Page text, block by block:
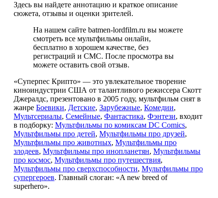
Здесь вы найдете аннотацию и краткое описание
сюжета, отзывы и оценки зрителей.
На нашем сайте batmen-lordfilm.ru вы можете
смотреть все мультфильмы онлайн,
бесплатно в хорошем качестве, без
регистраций и СМС. После просмотра вы
можете оставить свой отзыв.
«Суперпес Крипто» — это увлекательное творение
киноиндустрии США от талантливого режиссера Скотт
Джералдс, презентовано в 2005 году, мультфильм снят в
жанре Боевики, Детские, Зарубежные, Комедии,
Мультсериалы, Семейные, Фантастика, Фэнтези, входит
в подборку: Мультфильмы по комиксам DC Comics,
Мультфильмы про детей, Мультфильмы про друзей,
Мультфильмы про животных, Мультфильмы про
злодеев, Мультфильмы про инопланетян, Мультфильмы
про космос, Мультфильмы про путешествия,
Мультфильмы про сверхспособности, Мультфильмы про
супергероев. Главный слоган: «A new breed of
superhero».